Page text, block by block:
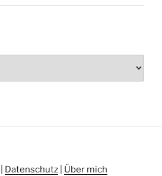
Datenschutz Über mich